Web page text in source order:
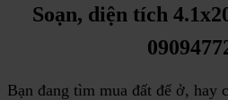
Soạn, diện tích
Bạn đang tìm mua đất để ở, hay